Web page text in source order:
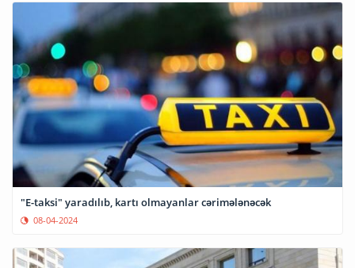
"E-taksi" yaradılıb, kartı olmayanlar cərimələnəcək
08-04-2024